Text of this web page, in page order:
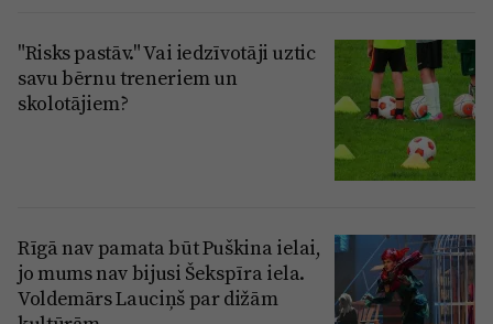
"Risks pastāv." Vai iedzīvotāji uztic
savu bērnu treneriem un
skolotājiem?
Rīgā nav pamata būt Puškina ielai,
jo mums nav bijusi Šekspīra iela.
Voldemārs Lauciņš par dižām